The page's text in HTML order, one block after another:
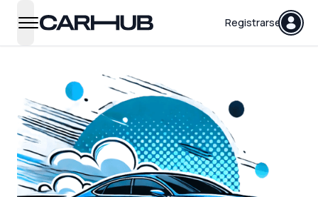
open navigation menu
Carhub Registrarse